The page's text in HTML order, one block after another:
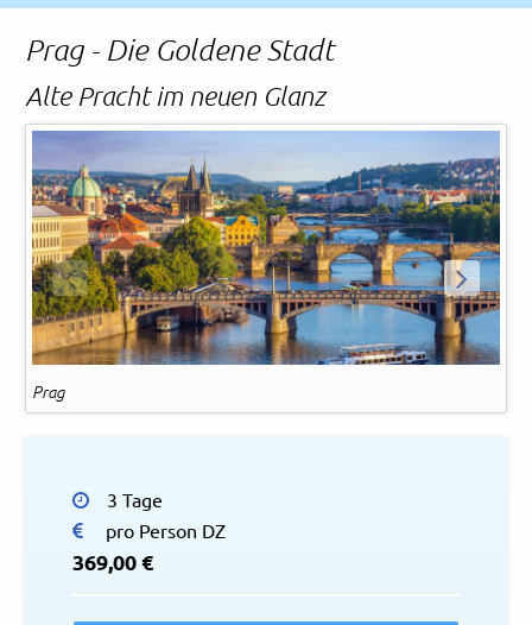
Prag - Die Goldene Stadt
Alte Pracht im neuen Glanz
ZURÜCK
Prag
WEITER
3 Tage
pro Person DZ
369,00 €
Rechtliches und AGB
Reiseversicherung